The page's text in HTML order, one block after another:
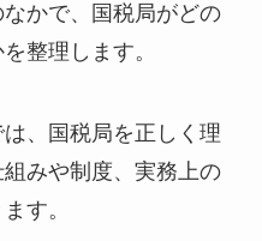
かで、国税局がどの
整理します。
、国税局を正しく理
みや制度、実務上の
す。